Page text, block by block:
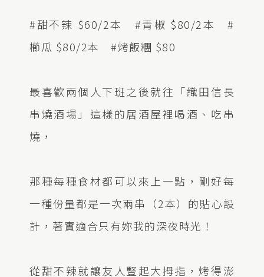
#甜不辣 $60/2本 #青椒 $80/2本 #
櫛瓜 $80/2本 #烤飯糰 $80
最喜歡兩個人下班之後就往「織田信長
串燒酒場」這樣的居酒屋裡喝酒、吃串
燒，
那種每種食材都可以來上一點，剛好每
一種份量都是一次兩串（2本）的貼心設
計，著實適合只有妳我的深夜時光！
從甜不辣就讓友人豎起大拇指，烤得澎